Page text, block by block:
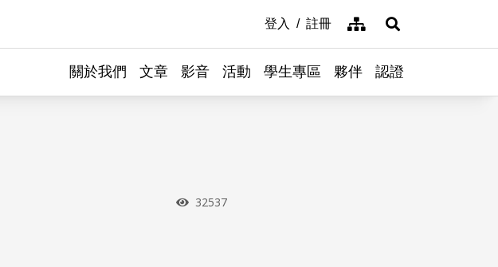
登入 註冊 網站導覽展開搜尋
關於我們 文章 影音 活動 學生專區 夥伴 認證
瀏覽次數
32537